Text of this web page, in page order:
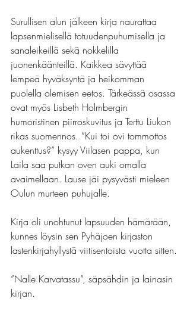
Surullisen alun jälkeen kirja naurattaa
lapsenmielisellä totuudenpuhumisella ja
sanaleikeillä sekä nokkelilla
juonenkäänteillä. Kaikkea sävyttää
lempeä hyväksyntä ja heikomman
puolella olemisen eetos. Tärkeässä osassa
ovat myös Lisbeth Holmbergin
humoristinen piirroskuvitus ja Terttu Liukon
rikas suomennos. ”Kui toi ovi tommottos
aukenttus?” kysyy Viilasen pappa, kun
Laila saa putkan oven auki omalla
avaimellaan. Lause jäi pysyvästi mieleen
Oulun murteen puhujalle.
Kirja oli unohtunut lapsuuden hämärään,
kunnes löysin sen Pyhäjoen kirjaston
lastenkirjahyllystä viitisentoista vuotta sitten.
”Nalle Karvatassu”, säpsähdin ja lainasin
kirjan.